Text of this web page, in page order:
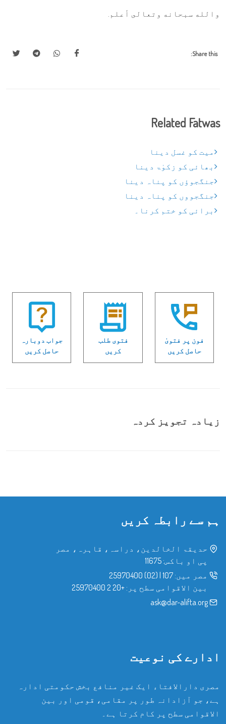
والله سبحانه وتعالى أعلم.
Share this:
Related Fatwas
میت کو غسل دینا
بھائی کو زکوٰۃ دینا
جنگجوؤں کو پناہ دینا
جنگجووں کو پناہ دینا
برائی کو ختم کرنا۔
فون پر فتویٰ
حاصل کریں
فتوی طلب
کریں
جواب دوبارہ
حاصل کریں
زیادہ تجویز کردہ
ہم سے رابطہ کریں
حدیقۃ الخالدین، دراسہ، قاہرہ، مصر
پی او باکس: 11675
مصر میں: 107
|
(02) 25970400
بین الاقوامی سطح پر: +20 2 25970400
ask@dar-alifta.org
ادارے کی نوعیت
مصری دارالافتاء ایک غیر منافع بخش حکومتی ادارہ
ہے، جو آزادانہ طور پر مقامی، قومی اور بین
الاقوامی سطح پر کام کرتا ہے۔